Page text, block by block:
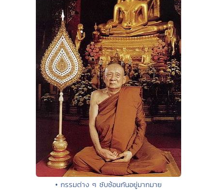
• กรรมต่าง ๆ ซับซ้อนกันอยู่มากมาย